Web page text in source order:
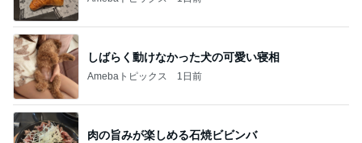
しばらく動けなかった犬の可愛い寝相
Amebaトピックス 1日前
肉の旨みが楽しめる石焼ビビンバ